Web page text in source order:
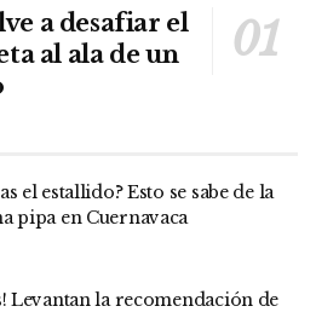
a desafiar el
al ala de un
el estallido? Esto se sabe de la
pipa en Cuernavaca
Levantan la recomendación de